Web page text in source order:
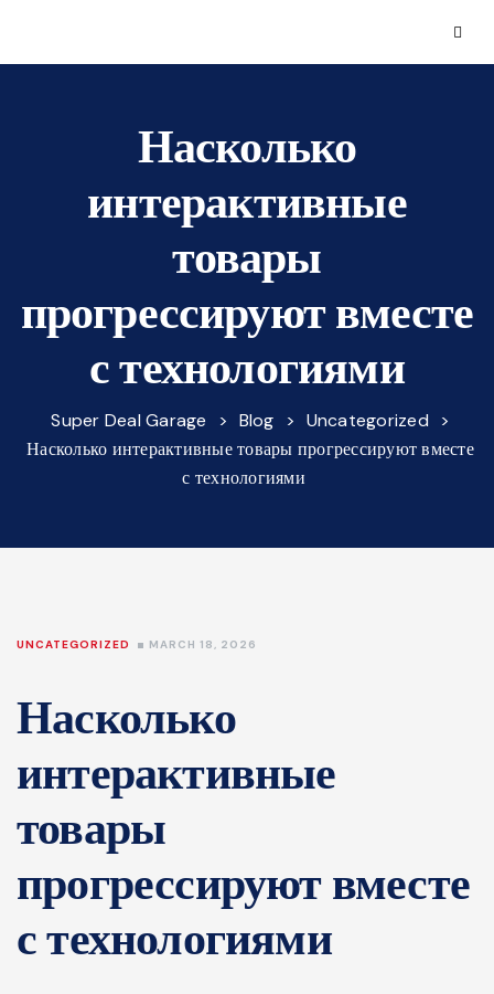
Насколько
интерактивные
товары
прогрессируют вместе
с технологиями
Super Deal Garage > Blog > Uncategorized
>
Насколько интерактивные товары прогрессируют вместе
с технологиями
UNCATEGORIZED MARCH 18, 2026
Насколько
интерактивные
товары
прогрессируют вместе
с технологиями